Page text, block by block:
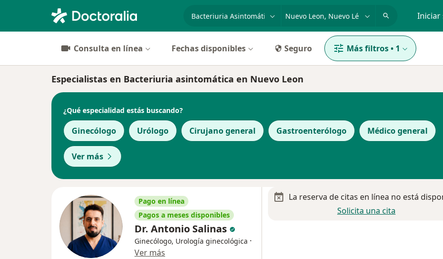
especialidad, enfermedad o nombre Iniciar
Consulta en línea Fechas disponibles Seguro Más filtros• 1
Especialistas en Bacteriuria asintomática en Nuevo Leon
¿Qué especialidad estás buscando?
Ginecólogo Urólogo Cirujano general Gastroenterólogo Médico general
Ver más
Pago en línea
Pagos a meses disponibles
Dr. Antonio Salinas
Ginecólogo, Urología ginecológica ·
Ver más
La reserva de citas en línea no está
Solicita una cita